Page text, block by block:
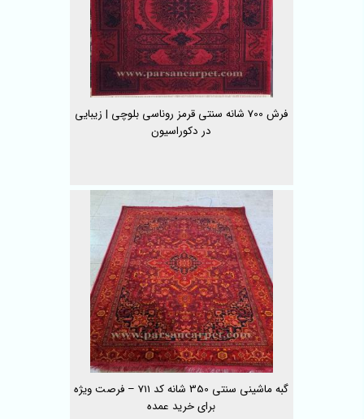
فرش 700 شانه سنتی قرمز روناسی بلوچی | زیبایی
در دکوراسیون
گبه ماشینی سنتی 350 شانه کد 711 – فرصت ویژه
برای خرید عمده